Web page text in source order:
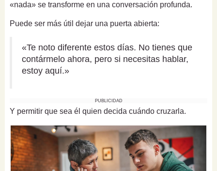
«nada» se transforme en una conversación profunda.
Puede ser más útil dejar una puerta abierta:
«Te noto diferente estos días. No tienes que
contármelo ahora, pero si necesitas hablar,
estoy aquí.»
PUBLICIDAD
Y permitir que sea él quien decida cuándo cruzarla.